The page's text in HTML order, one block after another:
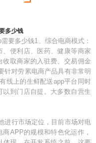
多少钱
要多少钱1、综合电商模式：
便利店、医药、健康等商家
收取商家的入驻费、交易佣金
针对劳累电商产品具有非常明
线上的生鲜配送app平台同时
到门店自提。大多数自营生
进行市场定位，目前市场对电
APP的规模和特色化运作，